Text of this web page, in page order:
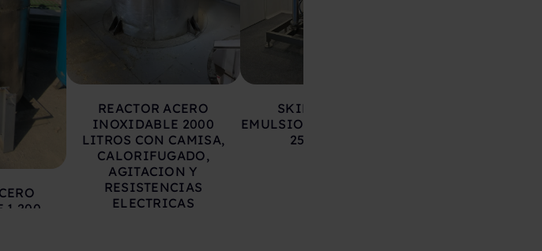
1.200
REACTOR ACERO
INOXIDABLE 2000
LITROS CON CAMISA,
CALORIFUGADO,
AGITACION Y
RESISTENCIAS
ELECTRICAS
SKID REACTOR
EMULSIONADOR COSMOS
250 NUEVO